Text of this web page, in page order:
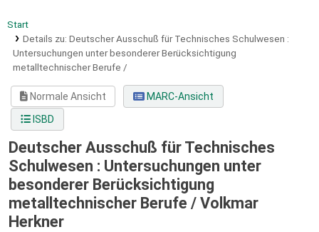
Start
Details zu: Deutscher Ausschuß für Technisches Schulwesen :
Untersuchungen unter besonderer Berücksichtigung
metalltechnischer Berufe /
Normale Ansicht
MARC-Ansicht
ISBD
Deutscher Ausschuß für Technisches
Schulwesen : Untersuchungen unter
besonderer Berücksichtigung
metalltechnischer Berufe / Volkmar
Herkner